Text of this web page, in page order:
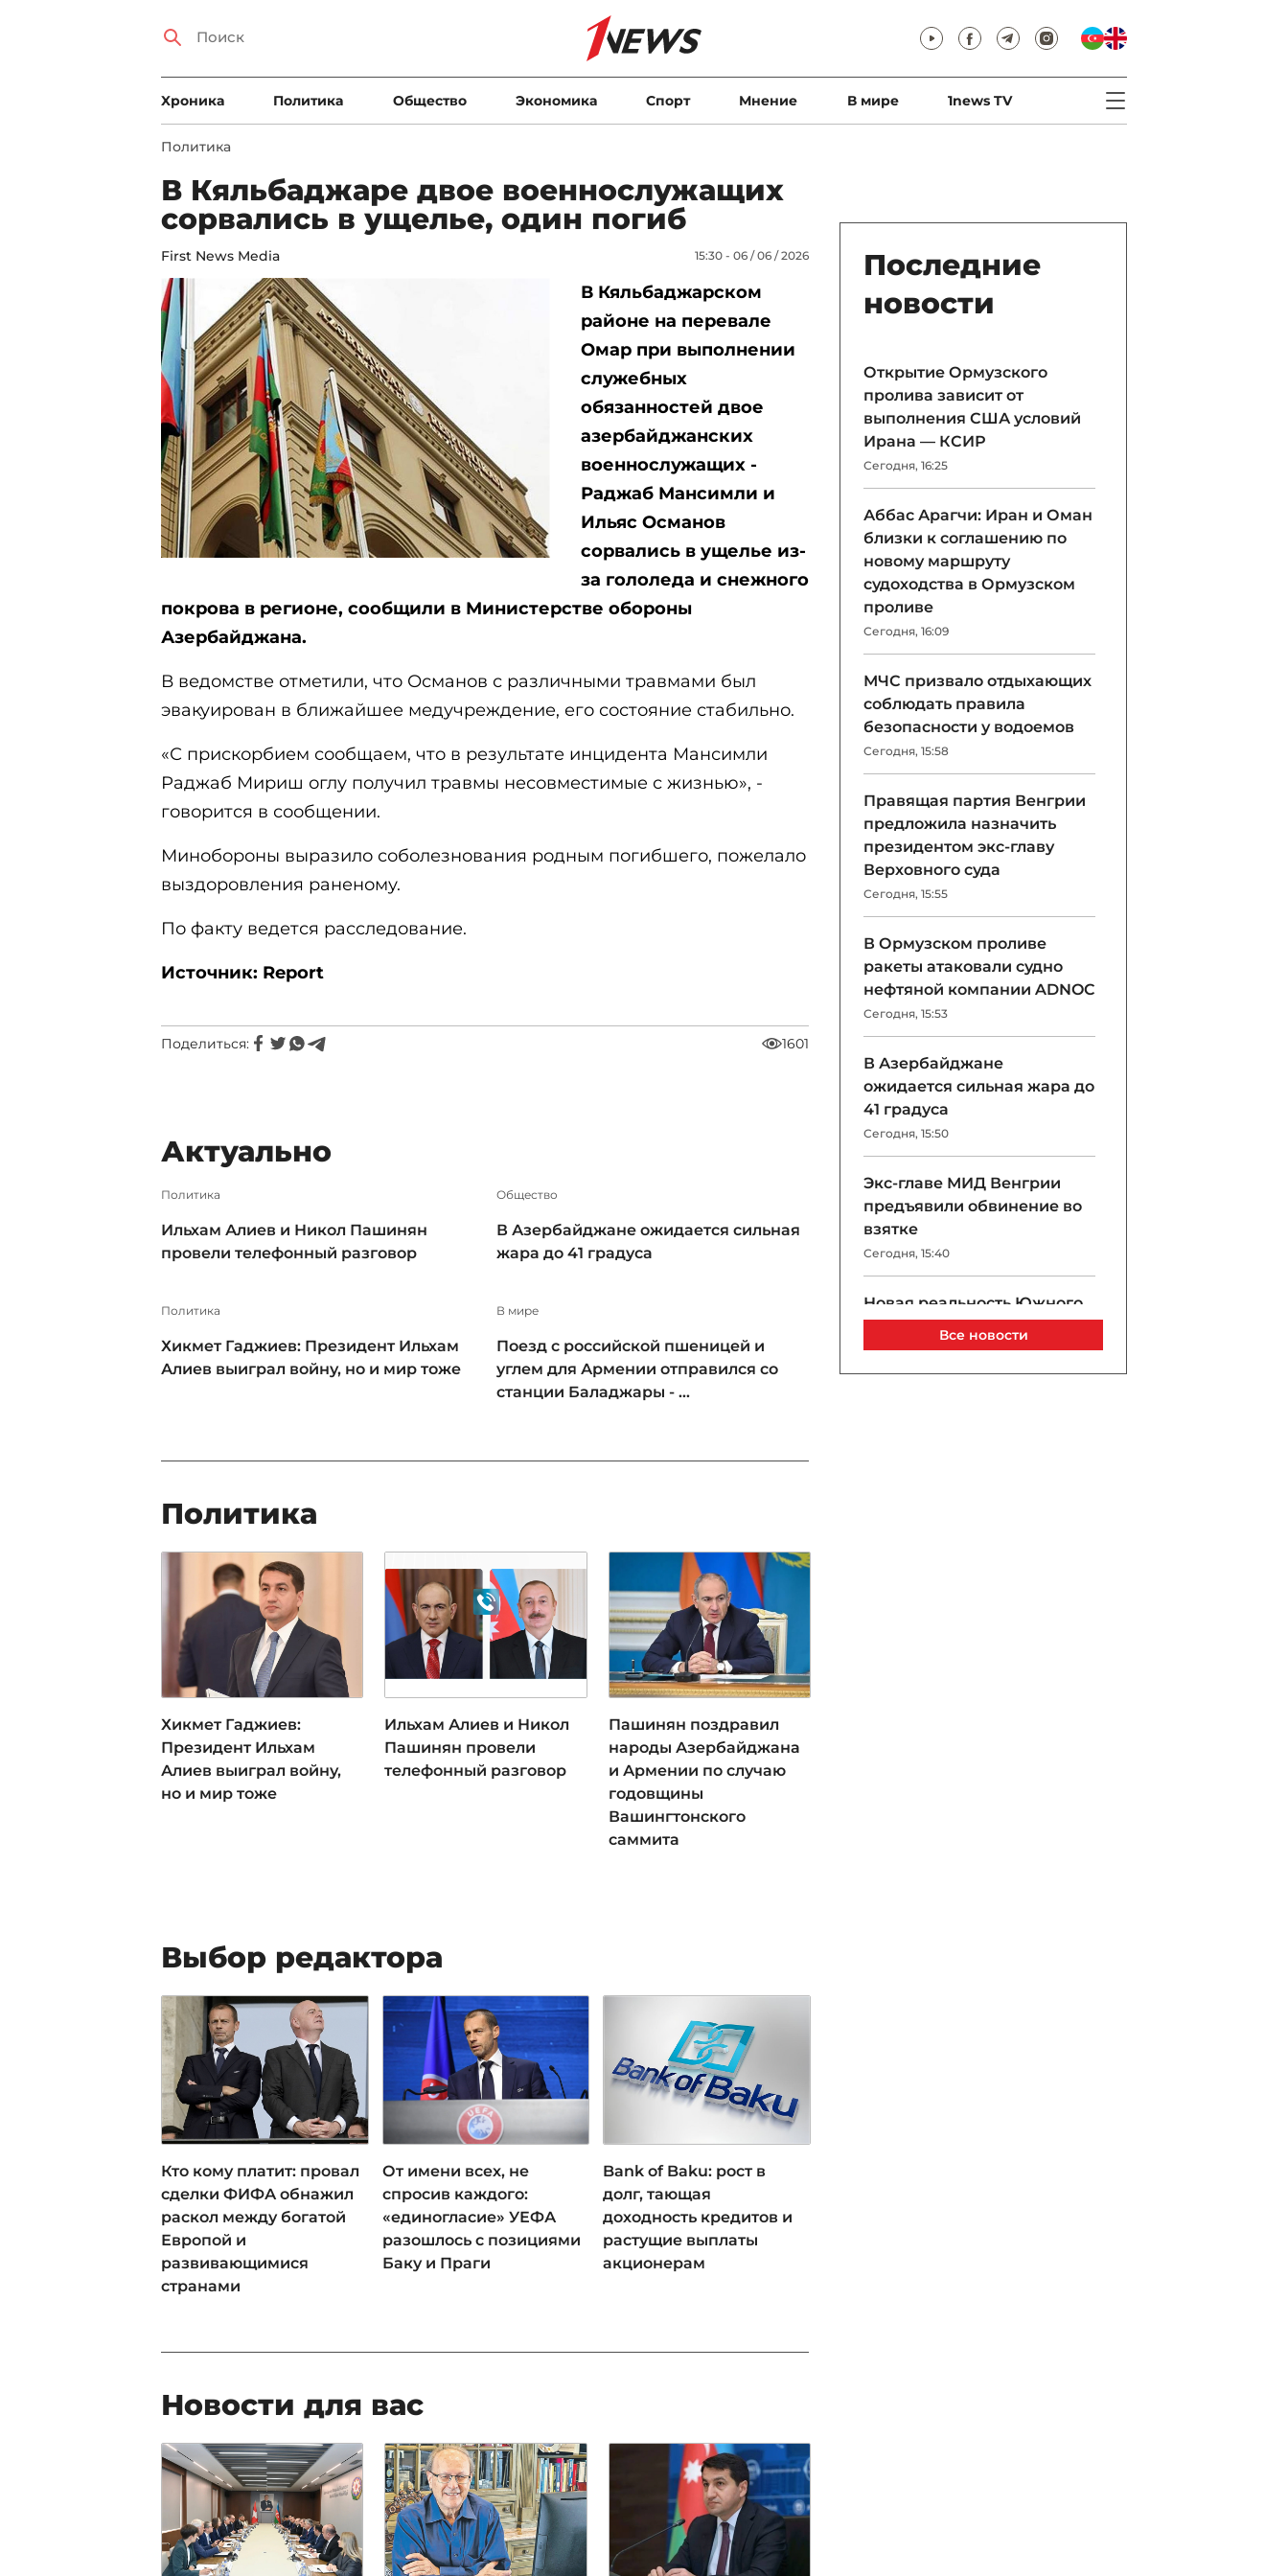
Xроника Политика Общество Экономика Спорт Мнение В мире 1news TV
Политика
В Кяльбаджаре двое военнослужащих
сорвались в ущелье, один погиб
First News Media 15:30 - 06 / 06 / 2026
В Кяльбаджарском
районе на перевале
Омар при выполнении
служебных
обязанностей двое
азербайджанских
военнослужащих -
Раджаб Мансимли и
Ильяс Османов
сорвались в ущелье из-
за гололеда и снежного
покрова в регионе, сообщили в Министерстве обороны
Азербайджана.
В ведомстве отметили, что Османов с различными травмами был
эвакуирован в ближайшее медучреждение, его состояние стабильно.
«С прискорбием сообщаем, что в результате инцидента Мансимли
Раджаб Мириш оглу получил травмы несовместимые с жизнью», -
говорится в сообщении.
Минобороны выразило соболезнования родным погибшего, пожелало
выздоровления раненому.
По факту ведется расследование.
Источник: Report
Поделиться: 1601
Актуально
Политика
Ильхам Алиев и Никол Пашинян
провели телефонный разговор
Общество
В Азербайджане ожидается сильная
жара до 41 градуса
Политика
Хикмет Гаджиев: Президент Ильхам
Алиев выиграл войну, но и мир тоже
В мире
Поезд с российской пшеницей и
углем для Армении отправился со
станции Баладжары - ...
Политика
Хикмет Гаджиев:
Президент Ильхам
Алиев выиграл войну,
но и мир тоже
Ильхам Алиев и Никол
Пашинян провели
телефонный разговор
Пашинян поздравил
народы Азербайджана
и Армении по случаю
годовщины
Вашингтонского
саммита
Выбор редактора
Кто кому платит: провал
сделки ФИФА обнажил
раскол между богатой
Европой и
развивающимися
странами
От имени всех, не
спросив каждого:
«единогласие» УЕФА
разошлось с позициями
Баку и Праги
Bank of Baku: рост в
долг, тающая
доходность кредитов и
растущие выплаты
акционерам
Новости для вас
Последние
новости
Открытие Ормузского
пролива зависит от
выполнения США условий
Ирана — КСИР
Сегодня, 16:25
Аббас Арагчи: Иран и Оман
близки к соглашению по
новому маршруту
судоходства в Ормузском
проливе
Сегодня, 16:09
МЧС призвало отдыхающих
соблюдать правила
безопасности у водоемов
Сегодня, 15:58
Правящая партия Венгрии
предложила назначить
президентом экс-главу
Верховного суда
Сегодня, 15:55
В Ормузском проливе
ракеты атаковали судно
нефтяной компании ADNOC
Сегодня, 15:53
В Азербайджане
ожидается сильная жара до
41 градуса
Сегодня, 15:50
Экс-главе МИД Венгрии
предъявили обвинение во
взятке
Сегодня, 15:40
Новая реальность Южного
Кавказа: что изменил
Вашингтон - МНЕНИЕ
Сегодня, 15:30
Все новости